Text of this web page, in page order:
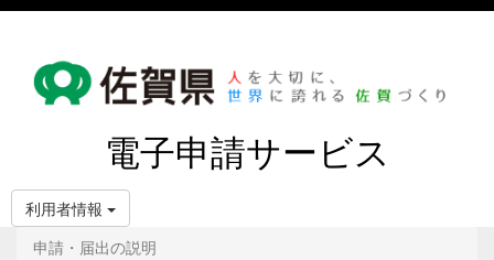
電子申請サービス
利用者情報
申請・届出の説明